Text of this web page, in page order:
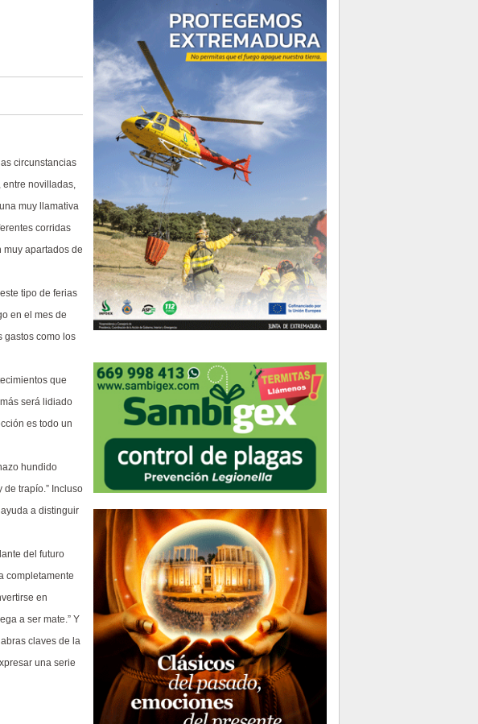
circunstancias
entre novilladas,
muy llamativa
corridas
apartados de
tipo de ferias
en el mes de
gastos como los
que
será lidiado
es todo un
hundido
trapío.” Incluso
a distinguir
del futuro
completamente
en
a ser mate.” Y
claves de la
una serie